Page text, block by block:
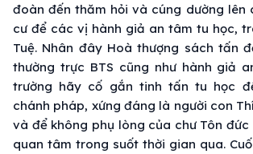
đoàn đến thăm hỏi và cúng dường lên
cư để các vị hành giả an tâm tu học,
Tuệ. Nhân đây Hoà thượng sách tấn
thường trực BTS cũng như hành giả
trường hãy cố gắn tinh tấn tu học
chánh pháp, xứng đáng là người con
và để không phụ lòng của chư Tôn đức
quan tâm trong suốt thời gian qua.